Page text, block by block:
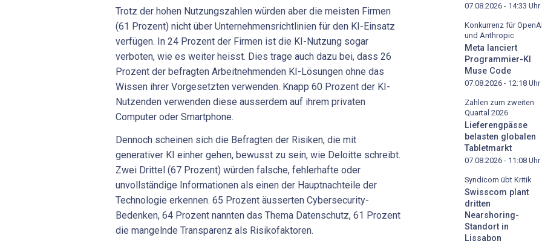
Trotz der hohen Nutzungszahlen würden aber die meisten Firmen
(61 Prozent) nicht über Unternehmensrichtlinien für den KI-Einsatz
verfügen. In 24 Prozent der Firmen ist die KI-Nutzung sogar
verboten, wie es weiter heisst. Dies trage auch dazu bei, dass 26
Prozent der befragten Arbeitnehmenden KI-Lösungen ohne das
Wissen ihrer Vorgesetzten verwenden. Knapp 60 Prozent der KI-
Nutzenden verwenden diese ausserdem auf ihrem privaten
Computer oder Smartphone.
Dennoch scheinen sich die Befragten der Risiken, die mit
generativer KI einher gehen, bewusst zu sein, wie Deloitte schreibt.
Zwei Drittel (67 Prozent) würden falsche, fehlerhafte oder
unvollständige Informationen als einen der Hauptnachteile der
Technologie erkennen. 65 Prozent äusserten Cybersecurity-
Bedenken, 64 Prozent nannten das Thema Datenschutz, 61 Prozent
die mangelnde Transparenz als Risikofaktoren.
07.08.2026 - 14:33 Uhr
Konkurrenz für OpenAI
und Anthropic
Meta lanciert
Programmier-KI
Muse Code
07.08.2026 - 12:18 Uhr
Zahlen zum zweiten
Quartal 2026
Lieferengpässe
belasten globalen
Tabletmarkt
07.08.2026 - 11:08 Uhr
Syndicom übt Kritik
Swisscom plant
dritten
Nearshoring-
Standort in
Lissabon